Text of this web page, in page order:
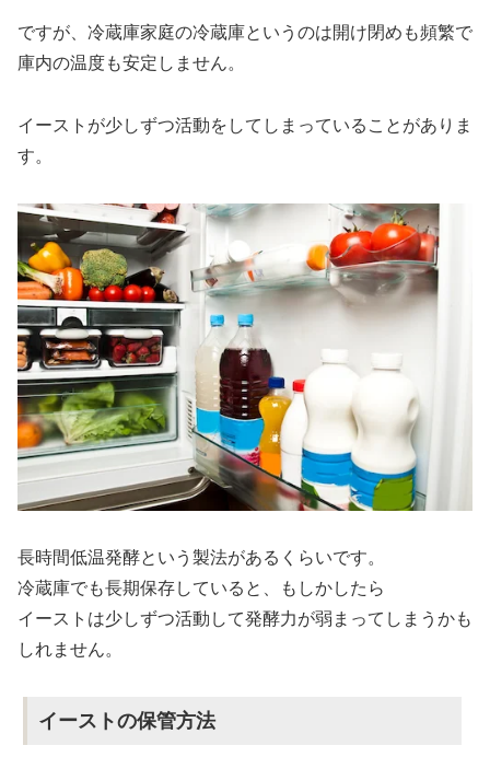
ですが、冷蔵庫家庭の冷蔵庫というのは開け閉めも頻繁で
庫内の温度も安定しません。
イーストが少しずつ活動をしてしまっていること がありま
す。
長時間低温発酵という製法があるくらいです。
冷蔵庫でも長期保存していると、もしかしたら
イーストは少しずつ活動して発酵力が弱まってしまうかも
しれません。
イーストの保管方法